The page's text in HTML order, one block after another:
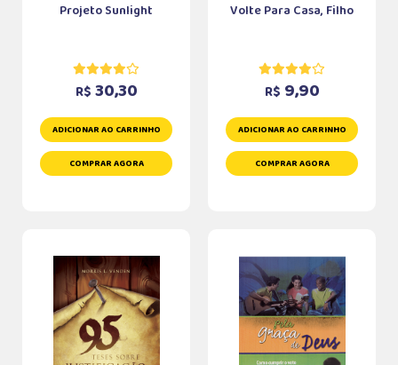
Projeto Sunlight
R$ 30,30
ADICIONAR AO CARRINHO
COMPRAR AGORA
Volte Para Casa, Filho
R$ 9,90
ADICIONAR AO CARRINHO
COMPRAR AGORA